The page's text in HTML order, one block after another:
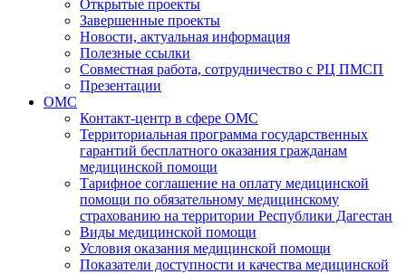
Открытые проекты
Завершенные проекты
Новости, актуальная информация
Полезные ссылки
Совместная работа, сотрудничество с РЦ ПМСП
Презентации
ОМС
Контакт-центр в сфере ОМС
Территориальная программа государственных
гарантий бесплатного оказания гражданам
медицинской помощи
Тарифное соглашение на оплату медицинской
помощи по обязательному медицинскому
страхованию на территории Республики Дагестан
Виды медицинской помощи
Условия оказания медицинской помощи
Показатели доступности и качества медицинской